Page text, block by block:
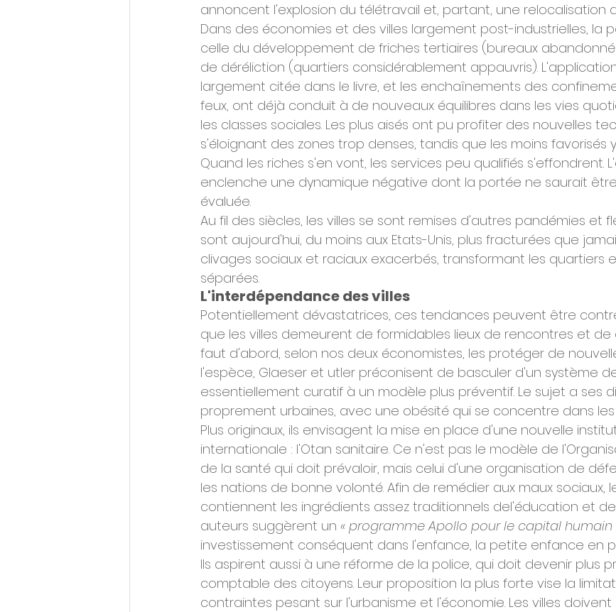
annoncent l'explosion du télétravail et, partant, une relocalisation
Dans des économies et des villes largement post-industrielles, la
celle du développement de friches tertiaires (bureaux
de déréliction (quartiers considérablement appauvris).
largement citée dans le livre, et les enchaînements des
feux, ont déjà conduit à de nouveaux équilibres dans les vies
les classes sociales. Les plus aisés ont pu profiter des nouvelles
s'éloignant des zones trop denses, tandis que les moins favorisés
Quand les riches s'en vont, les services peu qualifiés s'effondrent.
enclenche une dynamique négative dont la portée ne saurait
évaluée.
Au fil des siècles, les villes se sont remises d'autres pandémies et
sont aujourd'hui, du moins aux Etats-Unis, plus fracturées que
clivages sociaux et raciaux exacerbés, transformant les quartiers
séparées.
L'interdépendance des villes
Potentiellement dévastatrices, ces tendances peuvent être
que les villes demeurent de formidables lieux de rencontres et de
faut d'abord, selon nos deux économistes, les protéger de
l'espèce, Glaeser et utler préconisent de basculer d'un système
essentiellement curatif à un modèle plus préventif. Le sujet a ses
proprement urbaines, avec une obésité qui se concentre dans les
Plus originaux, ils envisagent la mise en place d'une nouvelle
internationale : l'Otan sanitaire. Ce n'est pas le modèle de
de la santé qui doit prévaloir, mais celui d'une organisation de
les nations de bonne volonté. Afin de remédier aux maux sociaux,
contiennent les ingrédients assez traditionnels del'éducation et de
auteurs suggèrent un « programme Apollo pour le capital humain
investissement conséquent dans l'enfance, la petite enfance en
Ils aspirent aussi à une réforme de la police, qui doit devenir plus
comptable des citoyens. Leur proposition la plus forte vise la
contraintes pesant sur l'urbanisme et l'économie. Les villes